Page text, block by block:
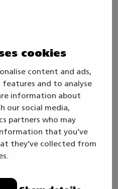
cookies
content and ads,
and to analyse
information about
our social media,
partners who may
that you’ve
they’ve collected from
ja
liikennettä
ohjeet saapumiseen
tilan